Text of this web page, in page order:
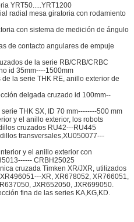
YRT50.....YRT1200
radial mesa giratoria con rodamiento
con sistema de medición de ángulo
de contacto angulares de empuje
de la serie RB/CRB/CRBC
id 35mm----1500mm
la serie THK RE, anillo exterior de
delgada cruzado id 100mm--
THK SX, ID 70 mm--------500 mm
y el anillo exterior, los robots
cruzados RU42---RU445
transversales,XU050077---
y el anillo exterior con
CRBH25025
cruzada Timken XR/JXR, utilizados
XR, XR678052, XR766051,
JXR652050, JXR699050.
fina de las series KA,KG,KD.